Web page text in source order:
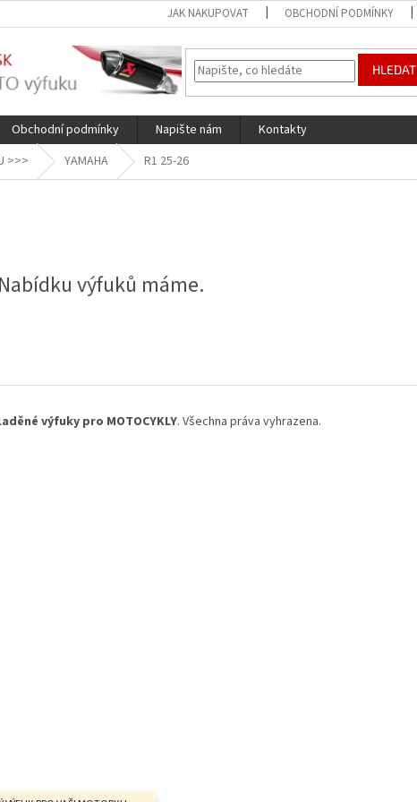
JAK NAKUPOVAT OBCHODNÍ PODMÍNKY
HLEDAT
Obchodní podmínky Napište nám
Kontakty
>>> YAMAHA R1 25-26
výfuků máme.
výfuky pro MOTOCYKLY. Všechna práva vyhrazena.